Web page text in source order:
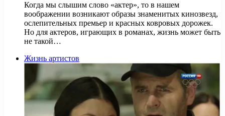
Когда мы слышим слово «актер», то в нашем
воображении возникают образы знаменитых кинозвезд,
ослепительных премьер и красных ковровых дорожек.
Но для актеров, играющих в романах, жизнь может быть
не такой…
Жизнь артистов